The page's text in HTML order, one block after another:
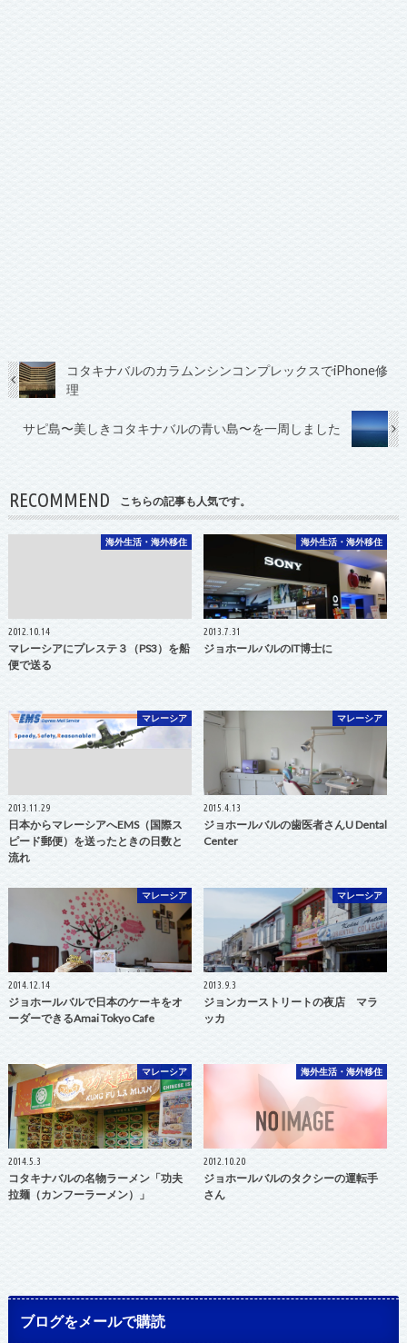
コタキナバルのカラムンシンコンプレックスでiPhone修
理
サピ島〜美しきコタキナバルの青い島〜を一周しました
RECOMMEND こちらの記事も人気です。
海外生活・海外移住
2012.10.14
マレーシアにプレステ３（PS3）を船
便で送る
海外生活・海外移住
2013.7.31
ジョホールバルのIT博士に
マレーシア
2013.11.29
日本からマレーシアへEMS（国際ス
ピード郵便）を送ったときの日数と
流れ
マレーシア
2015.4.13
ジョホールバルの歯医者さんU Dental
Center
マレーシア
2014.12.14
ジョホールバルで日本のケーキをオ
ーダーできるAmai Tokyo Cafe
マレーシア
2013.9.3
ジョンカーストリートの夜店 マラ
ッカ
マレーシア
2014.5.3
コタキナバルの名物ラーメン「功夫
拉麺（カンフーラーメン）」
海外生活・海外移住
2012.10.20
ジョホールバルのタクシーの運転手
さん
ブログをメールで購読